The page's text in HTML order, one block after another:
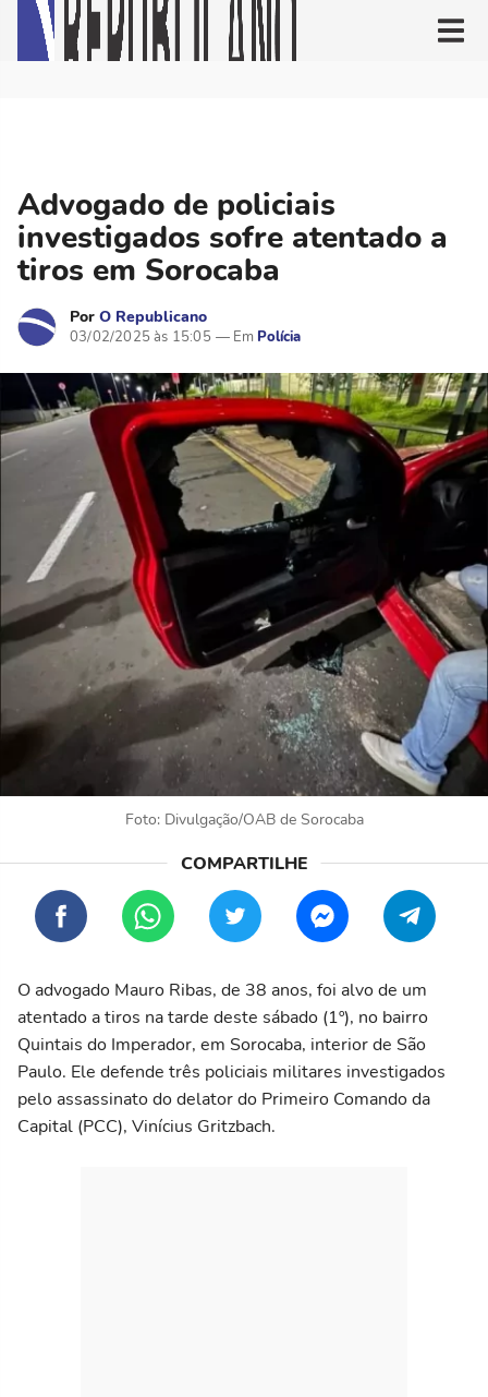
Advogado de policiais
investigados sofre atentado a
tiros em Sorocaba
Por O Republicano
03/02/2025 às 15:05 Polícia
Foto: Divulgação/OAB de Sorocaba
O advogado Mauro Ribas, de 38 anos, foi alvo de um
atentado a tiros na tarde deste sábado (1º), no bairro
Quintais do Imperador, em Sorocaba, interior de São
Paulo. Ele defende três policiais militares investigados
pelo assassinato do delator do Primeiro Comando da
Capital (PCC), Vinícius Gritzbach.